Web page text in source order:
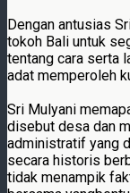
Dengan antusias
tokoh Bali untuk
tentang cara serta
adat memperoleh
Sri Mulyani
disebut desa dan
administratif yang
secara historis
tidak menampik